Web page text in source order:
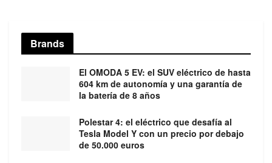
Brands
El OMODA 5 EV: el SUV eléctrico de hasta
604 km de autonomía y una garantía de
la batería de 8 años
Polestar 4: el eléctrico que desafía al
Tesla Model Y con un precio por debajo
de 50.000 euros